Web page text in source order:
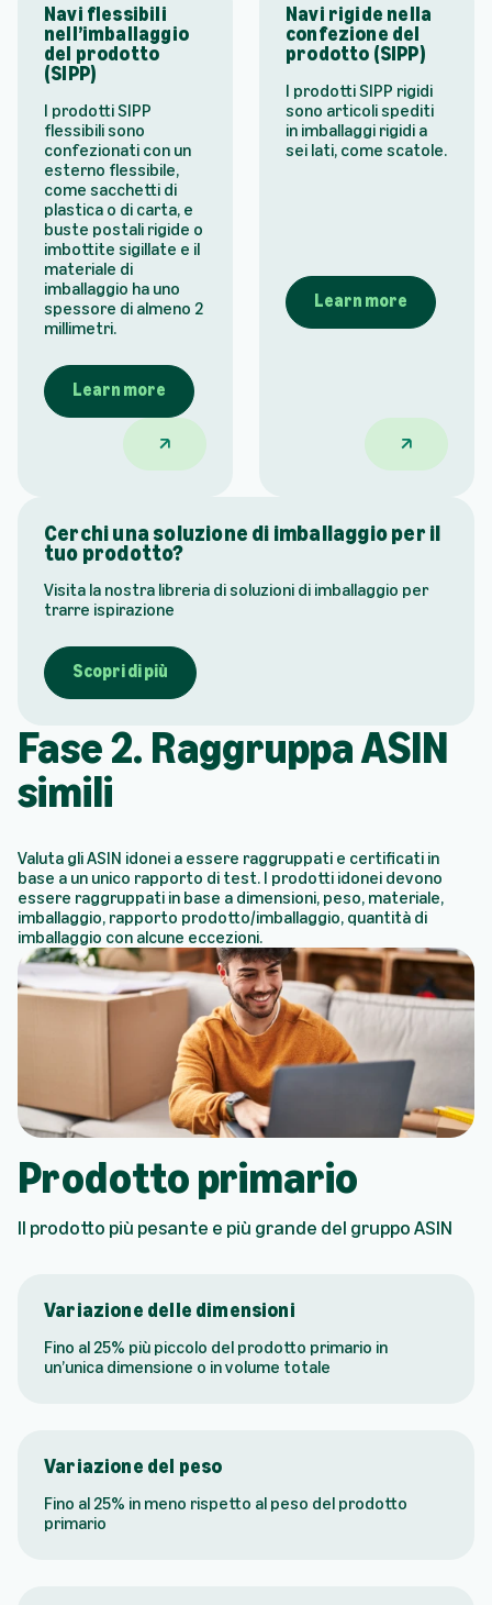
Navi flessibili
nell’imballaggio
del prodotto
(SIPP)
I prodotti SIPP
flessibili sono
confezionati con un
esterno flessibile,
come sacchetti di
plastica o di carta, e
buste postali rigide o
imbottite sigillate e il
materiale di
imballaggio ha uno
spessore di almeno 2
millimetri.
Learn more
Navi flessibili nell’imballaggio del prodotto
Navi rigide nella
confezione del
prodotto (SIPP)
I prodotti SIPP rigidi
sono articoli spediti
in imballaggi rigidi a
sei lati, come scatole.
Learn more
Navi rigide
Cerchi una soluzione di imballaggio per il
tuo prodotto?
Visita la nostra libreria di soluzioni di imballaggio per
trarre ispirazione
Scopri di più
Fase 2. Raggruppa ASIN
simili
Valuta gli ASIN idonei a essere raggruppati e certificati in
base a un unico rapporto di test. I prodotti idonei devono
essere raggruppati in base a dimensioni, peso, materiale,
imballaggio, rapporto prodotto/imballaggio, quantità di
imballaggio con alcune eccezioni.
Prodotto primario
Il prodotto più pesante e più grande del gruppo ASIN
Variazione delle dimensioni
Fino al 25% più piccolo del prodotto primario in
un’unica dimensione o in volume totale
Variazione del peso
Fino al 25% in meno rispetto al peso del prodotto
primario